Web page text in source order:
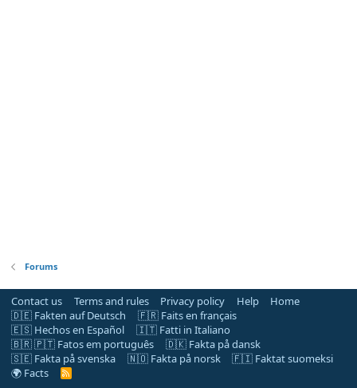
Forums
Contact us Terms and rules Privacy policy Help
Home
🇩🇪 Fakten auf Deutsch
🇫🇷 Faits en français
🇪🇸 Hechos en Español
🇮🇹 Fatti in Italiano
🇧🇷 🇵🇹 Fatos em português
🇩🇰 Fakta på dansk
🇸🇪 Fakta på svenska
🇳🇴 Fakta på norsk
🇫🇮 Faktat suomeksi
🌍 Facts
R